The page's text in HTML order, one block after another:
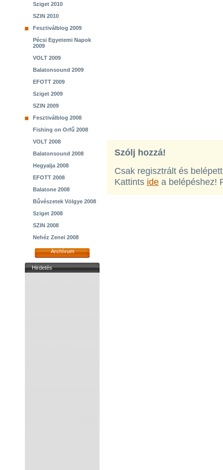
Sziget 2010
SZIN 2010
Fesztiválblog 2009
Pécsi Egyetemi Napok
2009
VOLT 2009
Balatonsound 2009
EFOTT 2009
Sziget 2009
SZIN 2009
Fesztiválblog 2008
Fishing on Orfű 2008
VOLT 2008
Balatonsound 2008
Hegyalja 2008
EFOTT 2008
Balatone 2008
Bűvészetek Völgye 2008
Sziget 2008
SZIN 2008
Nehéz Zenei 2008
Archívum
Hirdetés
Szólj hozzá!
Csak regisztrált és
Kattints ide a belépéshez!